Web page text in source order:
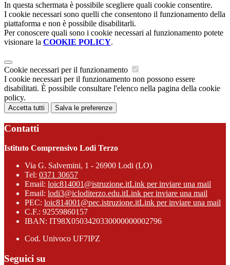
In questa schermata è possibile scegliere quali cookie consentire.
I cookie necessari sono quelli che consentono il funzionamento della
piattaforma e non è possibile disabilitarli.
Per conoscere quali sono i cookie necessari al funzionamento potete
visionare la COOKIE POLICY.
Cookie necessari per il funzionamento
I cookie necessari per il funzionamento non possono essere
disabilitati. È possibile consultare l'elenco nella pagina della cookie
policy.
Accetta tutti Salva le preferenze
Contatti
Istituto Comprensivo Lodi Terzo
Via G. Salvemini, 1 - 26900 Lodi (LO)
Tel: 0371 30657
Email: loic814001@istruzione.itLink per inviare una mail
Email: lodi3@icloditerzo.edu.itLink per inviare una mail
PEC: loic814001@pec.istruzione.itLink per inviare una mail
C.F.: 92559860157
IBAN: IT98X0503420330000000002796
Cod. Univoco UF7IPZ
Seguici su